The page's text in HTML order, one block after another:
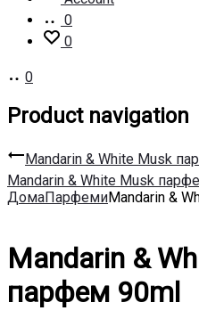
0
0
0
Product navigation
Mandarin & White Musk
Mandarin & White Musk
ДомаПарфемиMandarin &
Mandarin &
парфем 90ml